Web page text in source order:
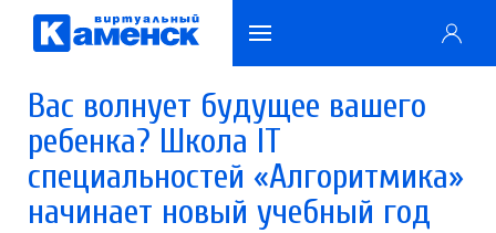
Вас волнует будущее вашего
ребенка? Школа IT
специальностей «Алгоритмика»
начинает новый учебный год